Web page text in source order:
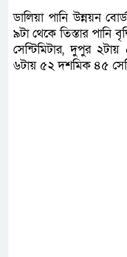
ডালিয়া পানি উন্নয়ন
৯টা থেকে তিস্তার পানি
সেন্টিমিটার, দুপুর
৬টায় ৫২ দশমিক ৪৫